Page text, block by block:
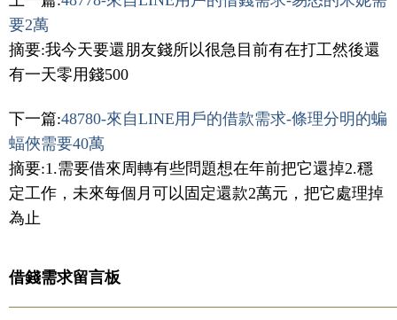
要2萬
摘要:我今天要還朋友錢所以很急目前有在打工然後還
有一天零用錢500
下一篇:48780-來自LINE用戶的借款需求-條理分明的蝙
蝠俠需要40萬
摘要:1.需要借來周轉有些問題想在年前把它還掉2.穩
定工作，未來每個月可以固定還款2萬元，把它處理掉
為止
借錢需求留言板